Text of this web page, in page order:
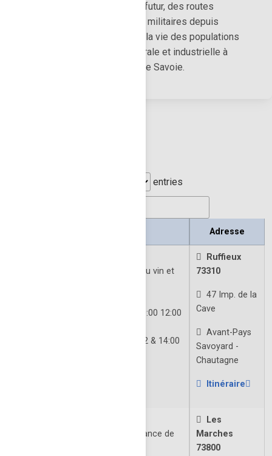
essaye de préserver pour le futur, des routes
commerciales, religieuses et militaires depuis
l’Antiquité qui ont transformé la vie des populations
dans la lente évolution pastorale et industrielle à
découvrir dans les Musées de Savoie.
entries
Adresse
Espace sensoriel, la découverte du vin et
Dimanche et jours fériés | 10:00 12:00
Lundi à samedi | 09:00 - 12 & 14:00
Ruffieux
73310
47 Imp. de la
Cave
Avant-Pays
Savoyard -
Chautagne
Itinéraire
Collection la plus complète de France de
Les
Marches
73800